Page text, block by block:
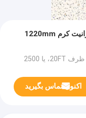
کفپوش کامپوزیت وینیل پلیمری سنگ گرانیت کرم 1220mm
MOQ：یک ظرف 20FT، یا 2500
اکنون تماس بگیرید